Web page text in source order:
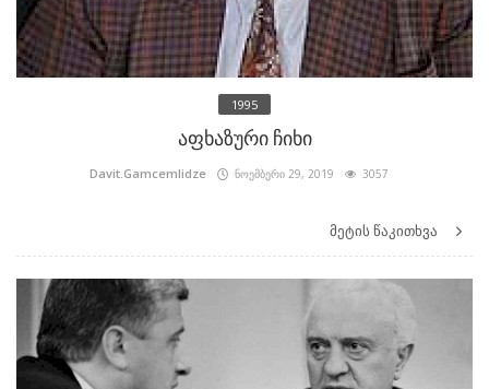
1995
აფხაზური ჩიხი
Davit.Gamcemlidze ნოემბერი 29, 2019 3057
მეტის წაკითხვა